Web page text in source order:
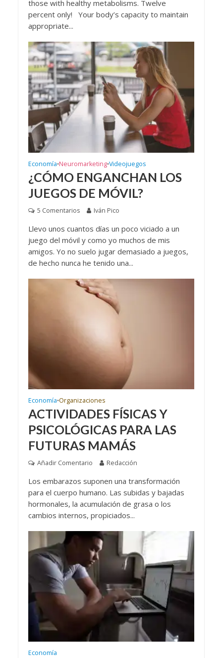
those with healthy metabolisms. Twelve
percent only! Your body’s capacity to maintain
appropriate...
Economía•Neuromarketing•Videojuegos
¿CÓMO ENGANCHAN LOS
JUEGOS DE MÓVIL?
5 Comentarios Iván Pico
Llevo unos cuantos días un poco viciado a un
juego del móvil y como yo muchos de mis
amigos. Yo no suelo jugar demasiado a juegos,
de hecho nunca he tenido una...
Economía•Organizaciones
ACTIVIDADES FÍSICAS Y
PSICOLÓGICAS PARA LAS
FUTURAS MAMÁS
Añadir Comentario Redacción
Los embarazos suponen una transformación
para el cuerpo humano. Las subidas y bajadas
hormonales, la acumulación de grasa o los
cambios internos, propiciados...
Economía